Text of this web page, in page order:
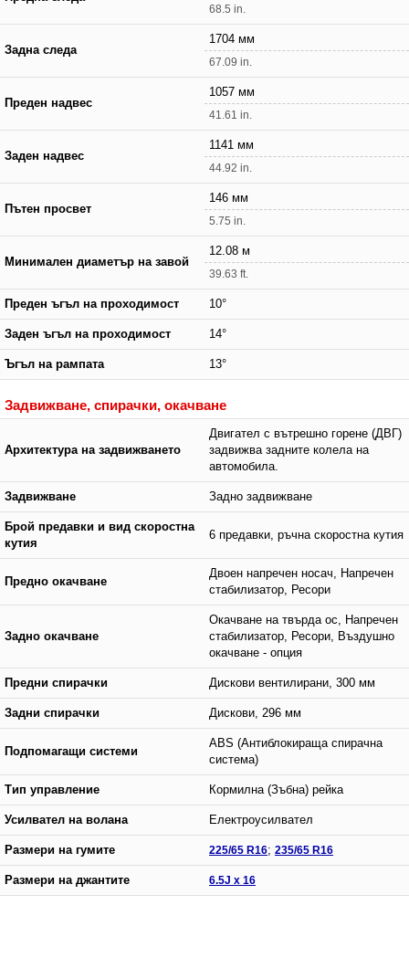
68.5 in.
Задна следа
1704 мм
67.09 in.
Преден надвес
1057 мм
41.61 in.
Заден надвес
1141 мм
44.92 in.
Пътен просвет
146 мм
5.75 in.
Минимален диаметър на завой
12.08 м
39.63 ft.
Преден ъгъл на проходимост 10°
Заден ъгъл на проходимост 14°
Ъгъл на рампата 13°
Задвижване, спирачки, окачване
Архитектура на задвижването
Двигател с вътрешно горене (ДВГ)
задвижва задните колела на
автомобила.
Задвижване Задно задвижване
Брой предавки и вид скоростна
кутия
6 предавки, ръчна скоростна кутия
Предно окачване
Двоен напречен носач, Напречен
стабилизатор, Ресори
Задно окачване
Окачване на твърда ос, Напречен
стабилизатор, Ресори, Въздушно
окачване - опция
Предни спирачки Дискови вентилирани, 300 мм
Задни спирачки Дискови, 296 мм
Подпомагащи системи
ABS (Антиблокираща спирачна
система)
Тип управление Кормилна (Зъбна) рейка
Усилвател на волана Електроусилвател
Размери на гумите 225/65 R16; 235/65 R16
Размери на джантите 6.5J x 16